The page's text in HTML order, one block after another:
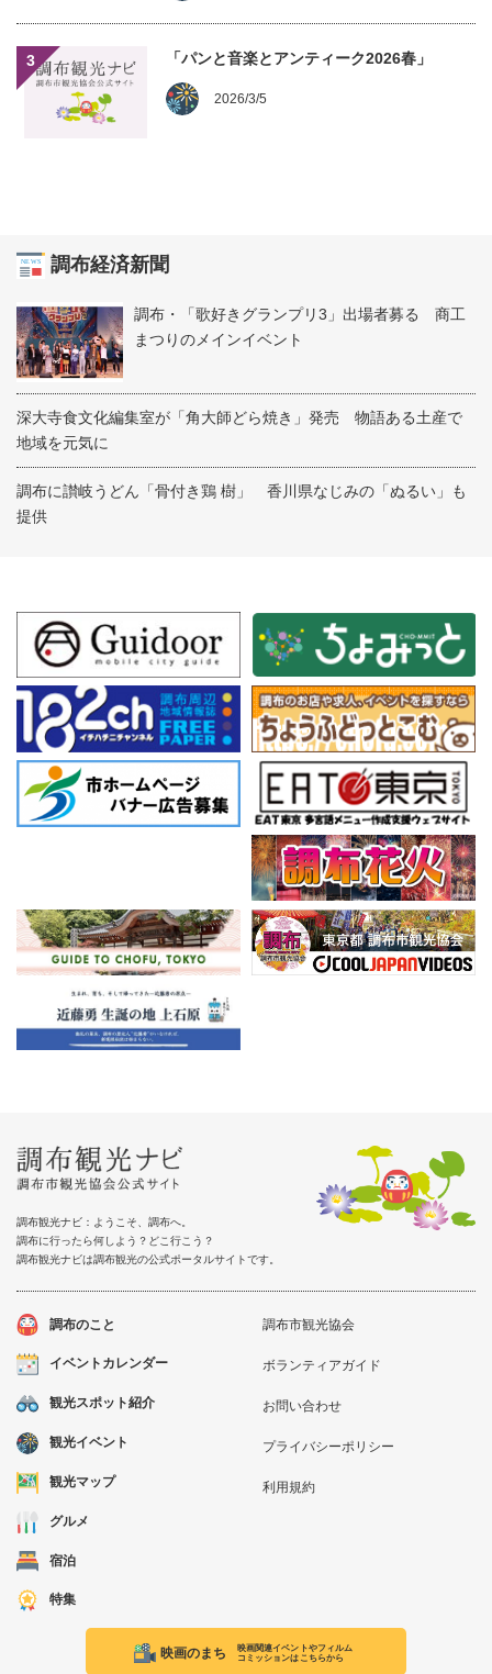
3 「パンと音楽とアンティーク2026春」
2026/3/5
調布経済新聞
調布・「歌好きグランプリ3」出場者募る 商工
まつりのメインイベント
深大寺食文化編集室が「角大師どら焼き」発売 物語ある土産で
地域を元気に
調布に讃岐うどん「骨付き鶏 樹」 香川県なじみの「ぬるい」も
提供
調布観光ナビ：ようこそ、調布へ。
調布に行ったら何しよう？どこ行こう？
調布観光ナビは調布観光の公式ポータルサイトです。
調布のこと
イベントカレンダー
観光スポット紹介
観光イベント
観光マップ
グルメ
宿泊
特集
調布市観光協会
ボランティアガイド
お問い合わせ
プライバシーポリシー
利用規約
映画のまち
映画関連イベントやフィルム
コミッションはこちらから